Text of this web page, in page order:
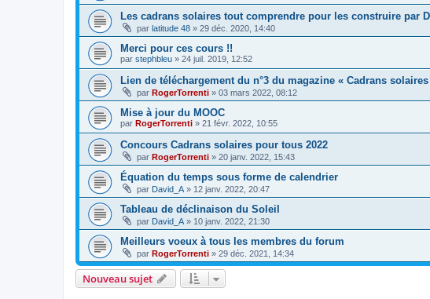
Les cadrans solaires tout comprendre pour les construire par
par latitude 48 » 29 déc. 2020, 14:40
Merci pour ces cours !!
par stephbleu » 24 juil. 2019, 12:52
Lien de téléchargement du n°3 du magazine « Cadrans
par RogerTorrenti » 03 mars 2022, 08:12
Mise à jour du MOOC
par RogerTorrenti » 21 févr. 2022, 10:55
Concours Cadrans solaires pour tous 2022
par RogerTorrenti » 20 janv. 2022, 15:43
Équation du temps sous forme de calendrier
par David_A » 12 janv. 2022, 20:47
Tableau de déclinaison du Soleil
par David_A » 10 janv. 2022, 21:30
Meilleurs voeux à tous les membres du forum
par RogerTorrenti » 29 déc. 2021, 14:34
Nouveau sujet